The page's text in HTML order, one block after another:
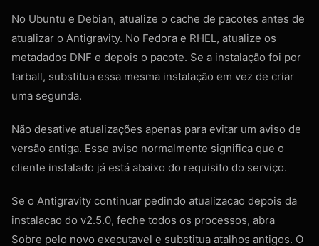
No Ubuntu e Debian, atualize o cache de pacotes antes de
atualizar o Antigravity. No Fedora e RHEL, atualize os
metadados DNF e depois o pacote. Se a instalação foi por
tarball, substitua essa mesma instalação em vez de criar
uma segunda.
Não desative atualizações apenas para evitar um aviso de
versão antiga. Esse aviso normalmente significa que o
cliente instalado já está abaixo do requisito do serviço.
Se o Antigravity continuar pedindo atualizacao depois da
instalacao do v2.5.0, feche todos os processos, abra
Sobre pelo novo executavel e substitua atalhos antigos. O